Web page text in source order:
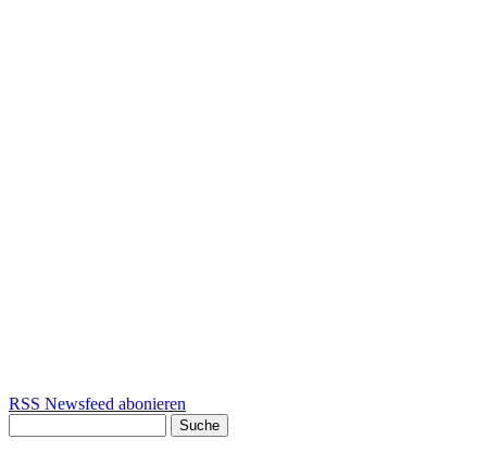
RSS Newsfeed abonieren